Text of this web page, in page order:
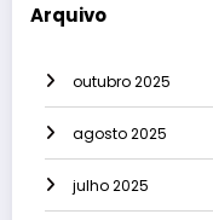
Arquivo
outubro 2025
agosto 2025
julho 2025